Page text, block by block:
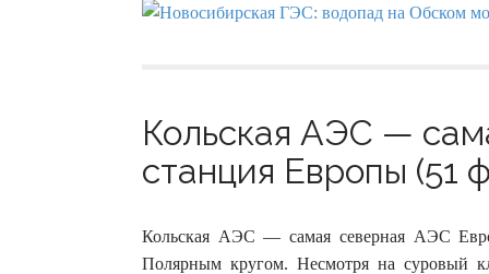
Кольская АЭС —
станция Европы (51
Кольская АЭС — самая северная АЭС
Полярным кругом. Несмотря на суровый